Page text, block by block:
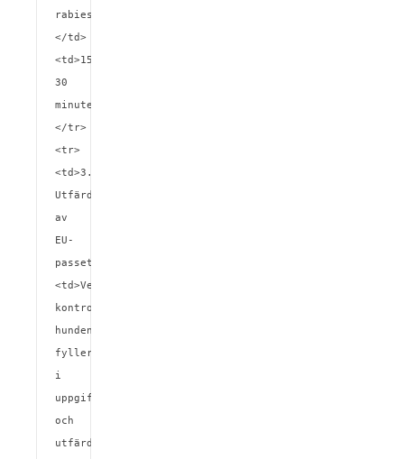
rabiesvaccination.
</td>
<td>15-
30
minuter</td>
</tr>
<tr>
<td>3.
Utfärdande
av
EU-
passet</td>
<td>Veterinären
kontrollerar
hunden,
fyller
i
uppgifterna
och
utfärdar